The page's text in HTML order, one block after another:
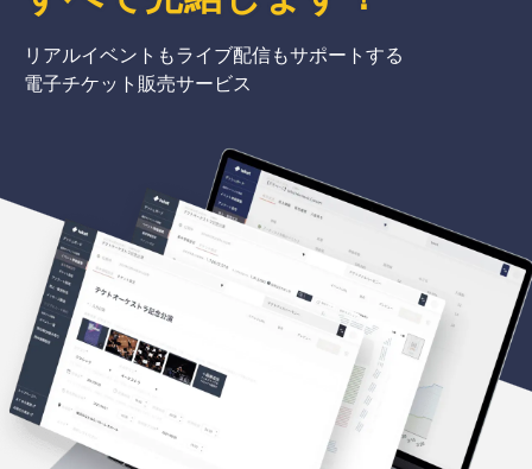
リアルイベントもライブ配信もサポートする
電子チケット販売サービス